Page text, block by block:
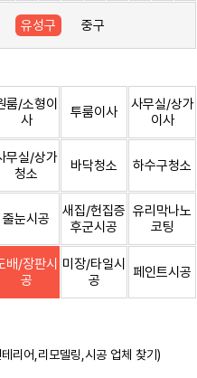
유성구 중구
룸/소형이
사
투룸이사
사무실/상가
이사
무실/상가
청소
바닥청소 하수구청소
줄눈시공
새집/헌집증
후군시공
유리막나노
코팅
배/장판시
공
미장/타일시
공
페인트시공
테리어,리모델링,시공 업체 찾기)